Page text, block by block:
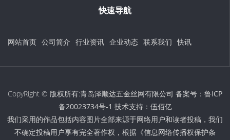
快速导航
网站首页 公司简介 行业资讯 企业动态 联系我们 快讯
CopyRight © 版权所有:青岛泽顺达五金丝网有限公司 备案号： 鲁ICP
备20023734号-1 技术支持： 伍佰亿
我们采用的作品包括内容图片全部来源于网络用户和读者投稿，我们
不确定投稿用户享有完全著作权，根据《信息网络传播权保护条